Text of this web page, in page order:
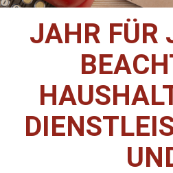
JAHR FÜR